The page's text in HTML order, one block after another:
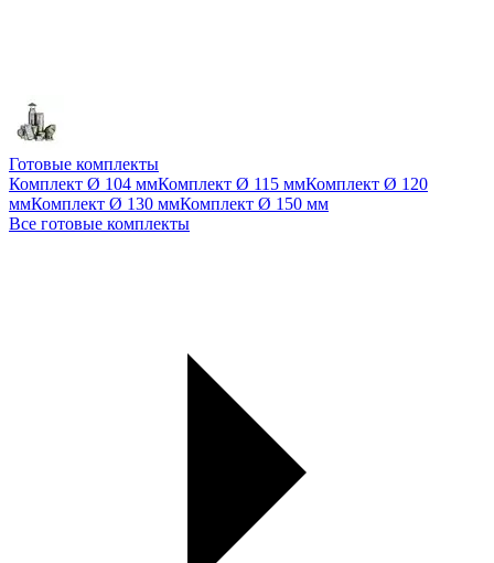
Готовые комплекты
Комплект Ø 104 ммКомплект Ø 115 ммКомплект Ø 120
ммКомплект Ø 130 ммКомплект Ø 150 мм
Все готовые комплекты